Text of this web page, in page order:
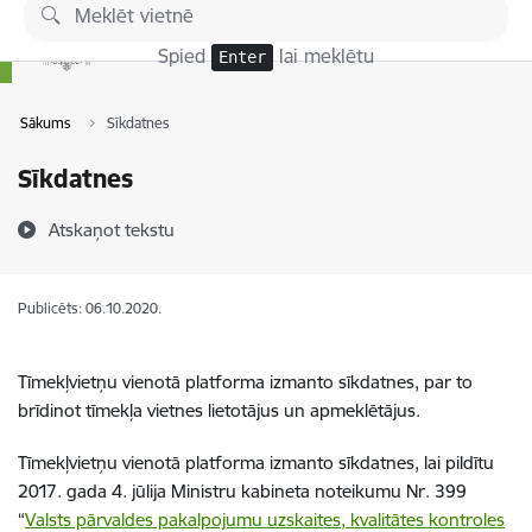
Pāriet uz lapas saturu
Spied Enter lai meklētu
Sākums Sīkdatnes
Sīkdatnes
Atskaņot tekstu
Publicēts: 06.10.2020.
Tīmekļvietņu vienotā platforma izmanto sīkdatnes, par to
brīdinot tīmekļa vietnes lietotājus un apmeklētājus.
Tīmekļvietņu vienotā platforma izmanto sīkdatnes, lai pildītu
2017. gada 4. jūlija Ministru kabineta noteikumu Nr. 399
“Valsts pārvaldes pakalpojumu uzskaites, kvalitātes kontroles